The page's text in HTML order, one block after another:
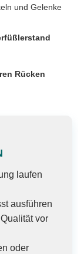
und Gelenke
Rücken
laufen
ausführen
vor
oder